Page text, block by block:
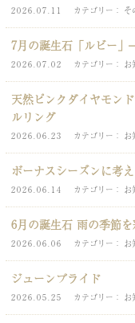
2026.07.11 カテゴリー そ
7月の誕生石「ルビー
2026.07.02 カテゴリー お
天然ピンクダイヤモン
ルリング
2026.06.23 カテゴリー お
ボーナスシーズンに考
2026.06.14 カテゴリー お
6月の誕生石 雨の季節
2026.06.06 カテゴリー お
ジューンブライド
2026.05.25 カテゴリー お